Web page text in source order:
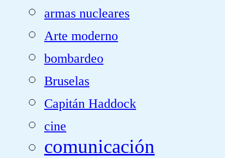
armas nucleares
Arte moderno
bombardeo
Bruselas
Capitán Haddock
cine
comunicación